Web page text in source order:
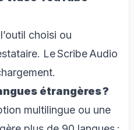
choisi ou
Le Scribe Audio
étrangères ?
multilingue ou une